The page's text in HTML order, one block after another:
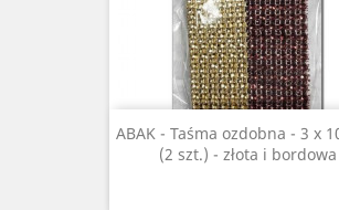
ABAK - Taśma ozdobna - 3 x
(2 szt.) - złota i bordowa